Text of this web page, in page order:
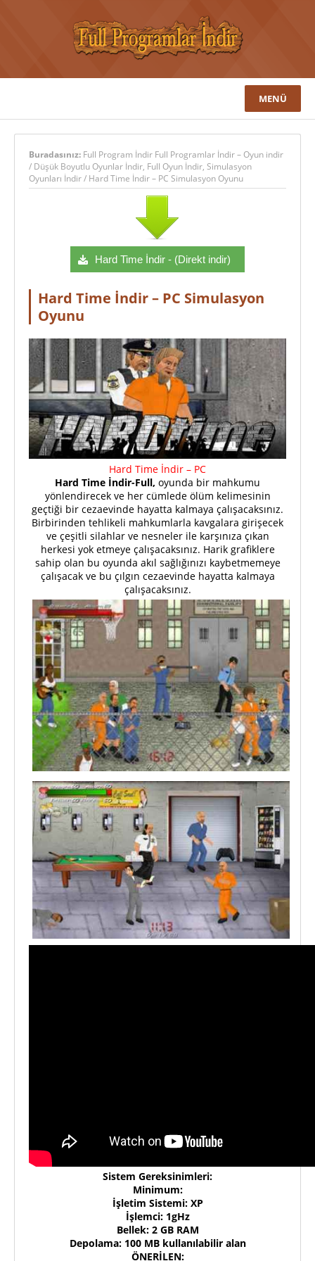
MENÜ
Buradasınız: Full Program İndir Full Programlar İndir – Oyun indir
/ Düşük Boyutlu Oyunlar İndir, Full Oyun İndir, Simulasyon
Oyunları İndir/ Hard Time İndir – PC Simulasyon Oyunu
Hard Time İndir - (Direkt indir)
Hard Time İndir – PC Simulasyon
Oyunu
Hard Time İndir – PC
Hard Time İndir-Full, oyunda bir mahkumu
yönlendirecek ve her cümlede ölüm kelimesinin
geçtiği bir cezaevinde hayatta kalmaya çalışacaksınız.
Birbirinden tehlikeli mahkumlarla kavgalara girişecek
ve çeşitli silahlar ve nesneler ile karşınıza çıkan
herkesi yok etmeye çalışacaksınız. Harik grafiklere
sahip olan bu oyunda akıl sağlığınızı kaybetmemeye
çalışacak ve bu çılgın cezaevinde hayatta kalmaya
çalışacaksınız.
Sistem Gereksinimleri:
Minimum:
İşletim Sistemi: XP
İşlemci: 1gHz
Bellek: 2 GB RAM
Depolama: 100 MB kullanılabilir alan
ÖNERİLEN: